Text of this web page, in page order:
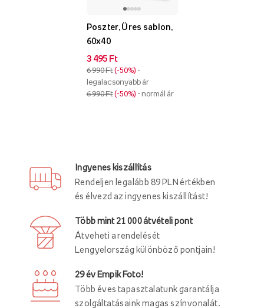
Poszter, Üres sablon,
60x40
3 495 Ft
6 990 Ft -50% -
legalacsonyabb ár
6 990 Ft -50% - normál ár
Ingyenes kiszállítás
Rendeljen legalább 89 PLN értékben
és élvezd az ingyenes kiszállítást!
Több mint 21 000 átvételi pont
Átveheti a rendelését
Lengyelország különböző pontjain!
29 év Empik Foto!
Több éves tapasztalatunk garantálja
szolgáltatásaink magas színvonalát.